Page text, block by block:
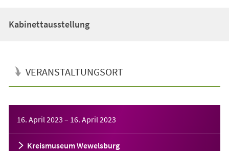
Kabinettausstellung
VERANSTALTUNGSORT
16. April 2023 – 16. April 2023
Kreismuseum Wewelsburg